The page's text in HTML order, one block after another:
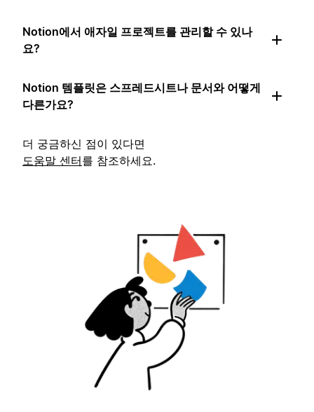
Notion에서 애자일 프로젝트를 관리할 수 있나
요?
Notion 템플릿은 스프레드시트나 문서와 어떻게
다른가요?
더 궁금하신 점이 있다면
도움말 센터를 참조하세요.